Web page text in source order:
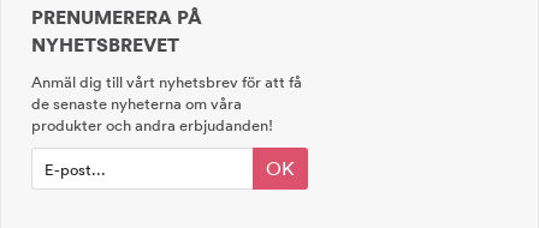
PRENUMERERA PÅ
NYHETSBREVET
Anmäl dig till vårt nyhetsbrev för att få
de senaste nyheterna om våra
produkter och andra erbjudanden!
OK